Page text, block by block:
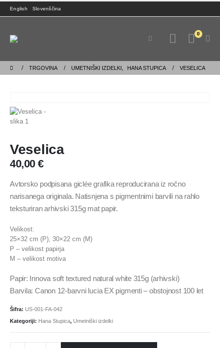
English Slovenščina
0
TRGOVINA UMETNIŠKI IZDELKI HANA STUPICA VESELICA
Veselica
40,00€
Avtorsko podpisana giclée grafika reproducirana iz ročno
narisanega originala. Natisnjena s pigmentnimi barvili na rahlo
teksturiran arhivski 315g mat papir.
Velikost:
25×32 cm (P), 30×22 cm (M)
P – velikost papirja
M – velikost motiva
Papir: Innova soft textured natural white 315g (arhivski)
Barvila: Canon 12-barvni lucia EX pigmenti – obstojnost 100 let
Šifra: US-001-FA-042
Kategoriji: Hana Stupica, Umetniški izdelki